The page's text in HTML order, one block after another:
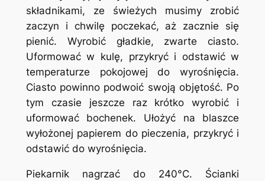
składnikami, ze świeżych musimy zrobić
zaczyn i chwilę poczekać, aż zacznie się
pienić. Wyrobić gładkie, zwarte ciasto.
Uformować w kulę, przykryć i odstawić w
temperaturze pokojowej do wyrośnięcia.
Ciasto powinno podwoić swoją objętość. Po
tym czasie jeszcze raz krótko wyrobić i
uformować bochenek. Ułożyć na blaszce
wyłożonej papierem do pieczenia, przykryć i
odstawić do wyrośnięcia.
Piekarnik nagrzać do 240°C. Ścianki